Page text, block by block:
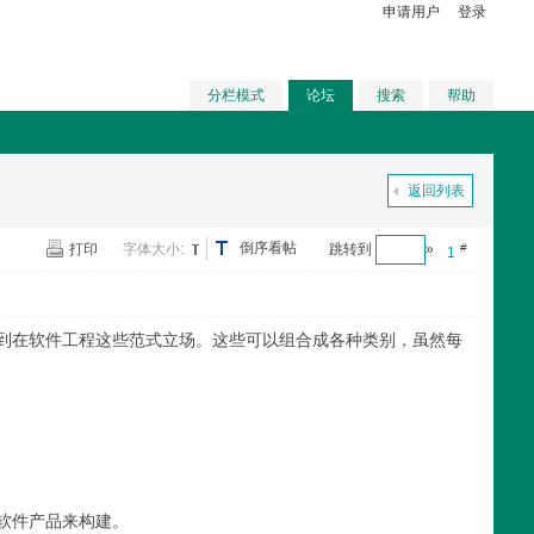
申请用户 登录
分栏模式 论坛 搜索 帮助
返回列表
1 #
跳转到 »
倒序看帖
打印 字体大小:
软件工程这些范式立场。这些可以组合成各种类别，虽然每
产品来构建。